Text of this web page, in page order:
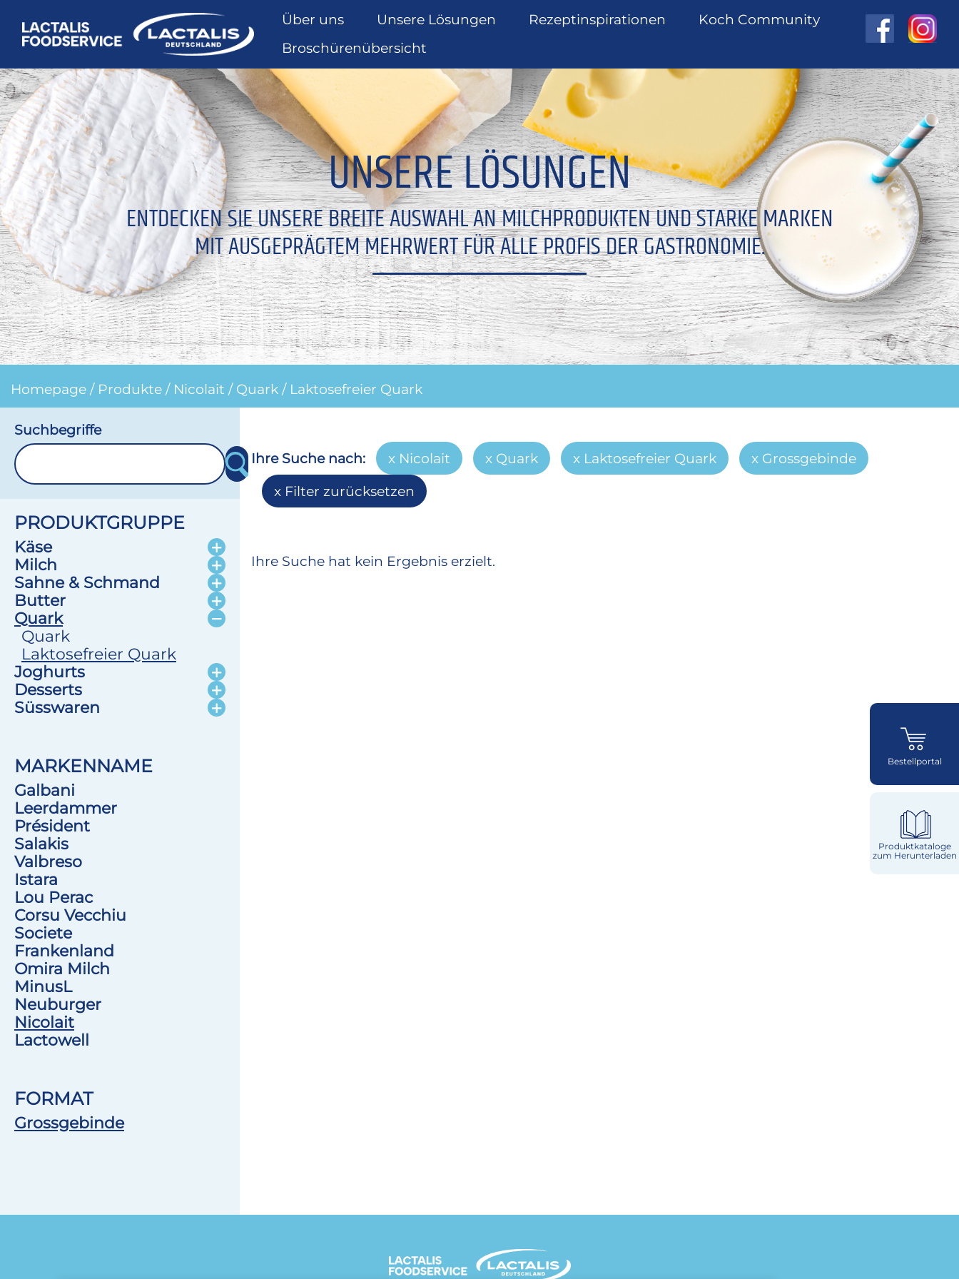
Über uns Unsere Lösungen Rezeptinspirationen
Koch Community
Broschürenübersicht
UNSERE LÖSUNGEN
ENTDECKEN SIE UNSERE BREITE AUSWAHL AN MILCHPRODUKTEN UND STARKE MARKEN
MIT AUSGEPRÄGTEM MEHRWERT FÜR ALLE PROFIS DER GASTRONOMIE.
Homepage / Produkte / Nicolait / Quark / Laktosefreier Quark
Suchbegriffe
PRODUKTGRUPPE
Käse
Milch
Sahne & Schmand
Butter
Quark
Quark
Laktosefreier Quark
Joghurts
Desserts
Süsswaren
MARKENNAME
Galbani
Leerdammer
Président
Salakis
Valbreso
Istara
Lou Perac
Corsu Vecchiu
Societe
Frankenland
Omira Milch
MinusL
Neuburger
Nicolait
Lactowell
FORMAT
Grossgebinde
Ihre Suche nach: Nicolait Quark Laktosefreier Quark
Grossgebinde
Filter zurücksetzen
Ihre Suche hat kein Ergebnis erzielt.
Bestellportal
Produktkataloge
zum Herunterladen